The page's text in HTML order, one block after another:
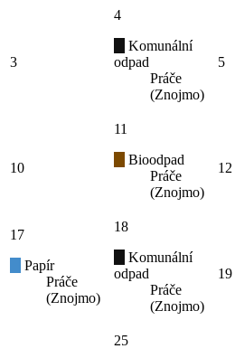
3
4
Komunální
odpad
Práče
(Znojmo)
5
10
11
Bioodpad
Práče
(Znojmo)
12
17
Papír
Práče
(Znojmo)
18
Komunální
odpad
Práče
(Znojmo)
19
25